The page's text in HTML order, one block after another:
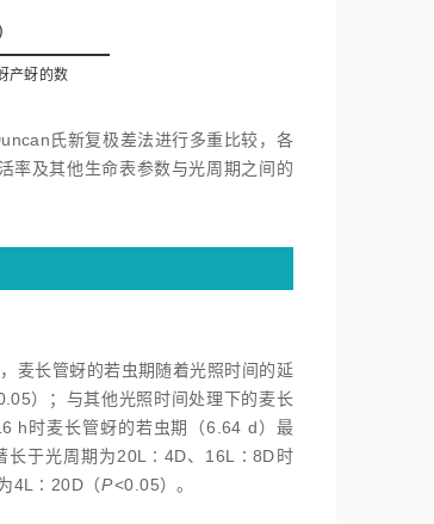
产蚜的数
氏新复极差法进行多重比较，各
率及其他生命表参数与光周期之间的
麦长管蚜的若虫期随着光照时间的延
）；与其他光照时间处理下的麦长
h时麦长管蚜的若虫期（6.64 d）最
长于光周期为20L∶4D、16L∶8D时
4L∶20D（P<0.05）。